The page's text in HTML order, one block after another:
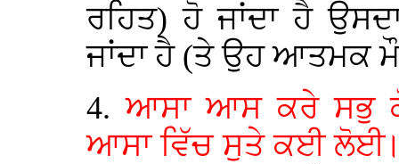
ਰਹਿਤ) ਹੋ ਜਾਂਦਾ ਹੈ
ਜਾਂਦਾ ਹੈ (ਤੇ ਉਹ ਆਤਮਕ
4.ਆਸਾ ਆਸ ਕਰੇ ਸਭੁ
ਆਸਾ ਵਿੱਚ ਸੁਤੇ ਕਈ